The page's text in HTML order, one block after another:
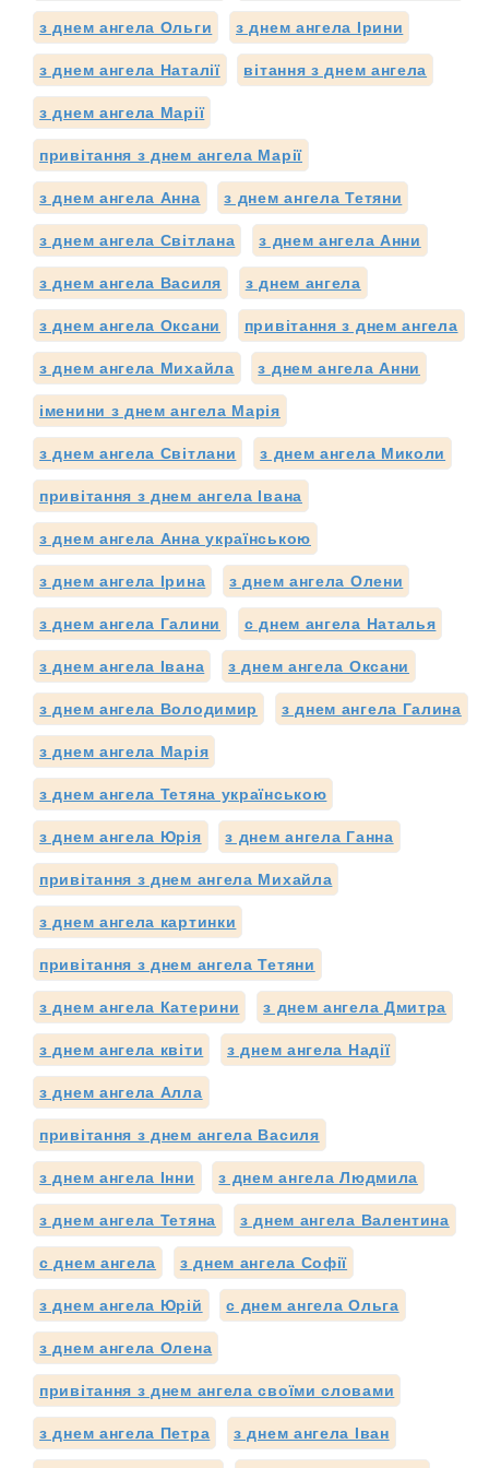
з днем ангела Ольги з днем ангела Ірини
з днем ангела Наталії вітання з днем ангела
з днем ангела Марії
привітання з днем ангела Марії
з днем ангела Анна з днем ангела Тетяни
з днем ангела Світлана з днем ангела Анни
з днем ангела Василя з днем ангела
з днем ангела Оксани привітання з днем ангела
з днем ангела Михайла з днем ангела Анни
іменини з днем ангела Марія
з днем ангела Світлани з днем ангела Миколи
привітання з днем ангела Івана
з днем ангела Анна українською
з днем ангела Ірина з днем ангела Олени
з днем ангела Галини с днем ангела Наталья
з днем ангела Івана з днем ангела Оксани
з днем ангела Володимир з днем ангела Галина
з днем ангела Марія
з днем ангела Тетяна українською
з днем ангела Юрія з днем ангела Ганна
привітання з днем ангела Михайла
з днем ангела картинки
привітання з днем ангела Тетяни
з днем ангела Катерини з днем ангела Дмитра
з днем ангела квіти з днем ангела Надії
з днем ангела Алла
привітання з днем ангела Василя
з днем ангела Інни з днем ангела Людмила
з днем ангела Тетяна з днем ангела Валентина
с днем ангела з днем ангела Софії
з днем ангела Юрій с днем ангела Ольга
з днем ангела Олена
привітання з днем ангела своїми словами
з днем ангела Петра з днем ангела Іван